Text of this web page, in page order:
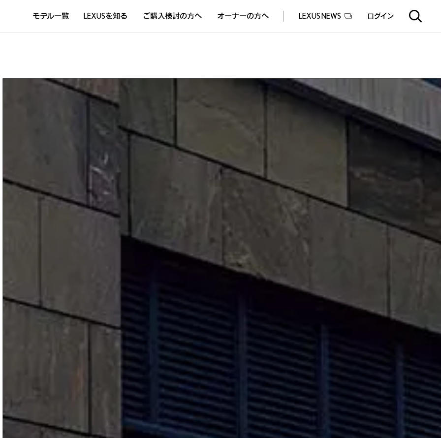
モデル一覧 LEXUSを知る ご購入検討の方へ オーナーの方へ LEXUS NEWS ログイン
DISCOVER THE LEXUS LIFE
Concept Car
LEXUS EXPERIENCE(体験サービス)